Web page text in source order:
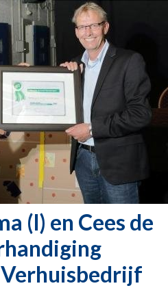
(l) en Cees de